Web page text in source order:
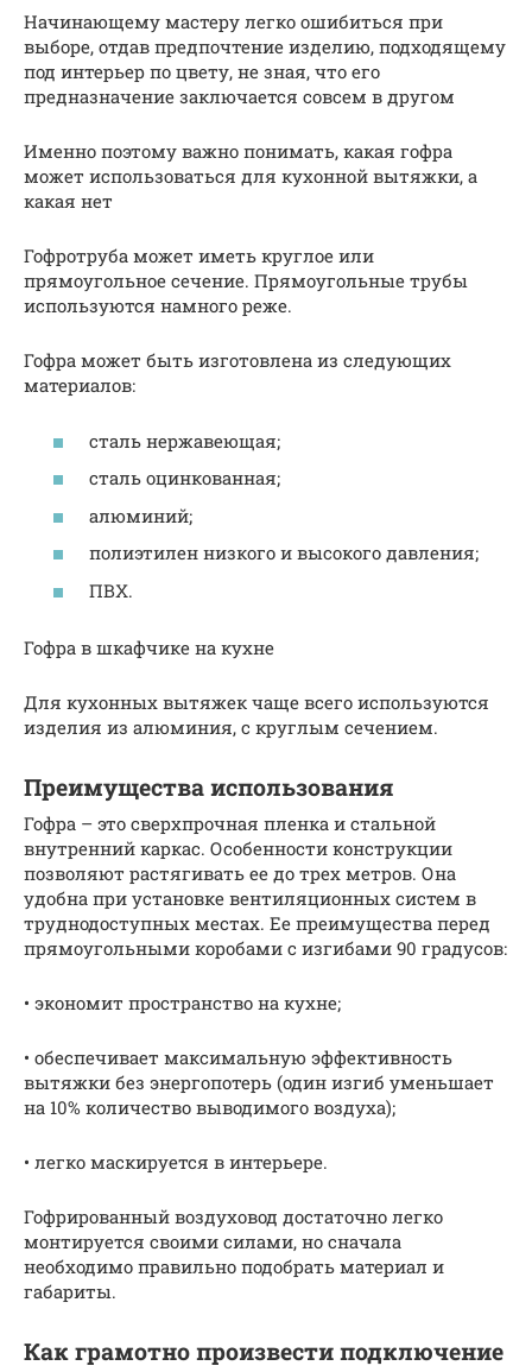
Начинающему мастеру легко ошибиться при
выборе, отдав предпочтение изделию, подходящему
под интерьер по цвету, не зная, что его
предназначение заключается совсем в другом
Именно поэтому важно понимать, какая гофра
может использоваться для кухонной вытяжки, а
какая нет
Гофротруба может иметь круглое или
прямоугольное сечение. Прямоугольные трубы
используются намного реже.
Гофра может быть изготовлена из следующих
материалов:
сталь нержавеющая;
сталь оцинкованная;
алюминий;
полиэтилен низкого и высокого давления;
ПВХ.
Гофра в шкафчике на кухне
Для кухонных вытяжек чаще всего используются
изделия из алюминия, с круглым сечением.
Преимущества использования
Гофра – это сверхпрочная пленка и стальной
внутренний каркас. Особенности конструкции
позволяют растягивать ее до трех метров. Она
удобна при установке вентиляционных систем в
труднодоступных местах. Ее преимущества перед
прямоугольными коробами с изгибами 90 градусов:
• экономит пространство на кухне;
• обеспечивает максимальную эффективность
вытяжки без энергопотерь (один изгиб уменьшает
на 10% количество выводимого воздуха);
• легко маскируется в интерьере.
Гофрированный воздуховод достаточно легко
монтируется своими силами, но сначала
необходимо правильно подобрать материал и
габариты.
Как грамотно произвести подключение